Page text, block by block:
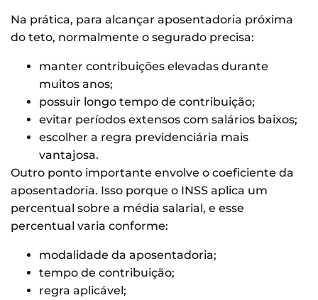
Na prática, para alcançar aposentadoria próxima
do teto, normalmente o segurado precisa:
manter contribuições elevadas durante
muitos anos;
possuir longo tempo de contribuição;
evitar períodos extensos com salários baixos;
escolher a regra previdenciária mais
vantajosa.
Outro ponto importante envolve o coeficiente da
aposentadoria. Isso porque o INSS aplica um
percentual sobre a média salarial, e esse
percentual varia conforme:
modalidade da aposentadoria;
tempo de contribuição;
regra aplicável;